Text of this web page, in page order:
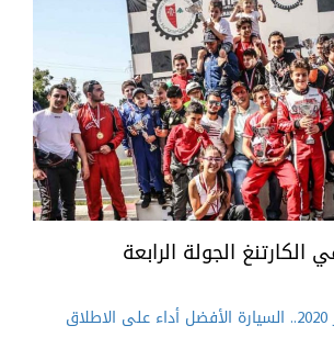
الكارتنغ الجولة الرابعة